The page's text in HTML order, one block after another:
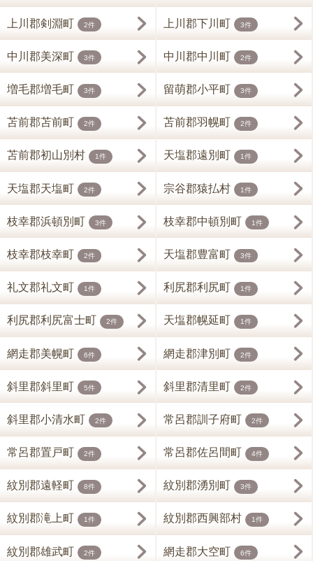
上川郡剣淵町 2件 上川郡下川町 3件
中川郡美深町 3件 中川郡中川町 2件
増毛郡増毛町 3件 留萌郡小平町 3件
苫前郡苫前町 2件 苫前郡羽幌町 2件
苫前郡初山別村 1件 天塩郡遠別町 1件
天塩郡天塩町 2件 宗谷郡猿払村 1件
枝幸郡浜頓別町 3件 枝幸郡中頓別町 1件
枝幸郡枝幸町 2件 天塩郡豊富町 3件
礼文郡礼文町 1件 利尻郡利尻町 1件
利尻郡利尻富士町 2件 天塩郡幌延町 1件
網走郡美幌町 6件 網走郡津別町 2件
斜里郡斜里町 5件 斜里郡清里町 2件
斜里郡小清水町 2件 常呂郡訓子府町 2件
常呂郡置戸町 2件 常呂郡佐呂間町 4件
紋別郡遠軽町 8件 紋別郡湧別町 3件
紋別郡滝上町 1件 紋別郡西興部村 1件
紋別郡雄武町 2件 網走郡大空町 6件